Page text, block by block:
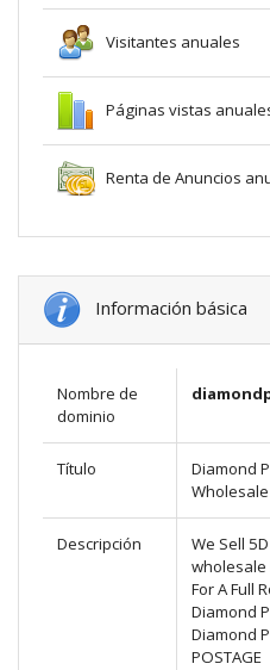
Visitantes anuales
Páginas vistas
Renta de Anuncios
Información básica
Nombre de
dominio
Título
Diamond
Descripción
We Sell
wholesale
For A Full
Diamond
Diamond
POSTAGE